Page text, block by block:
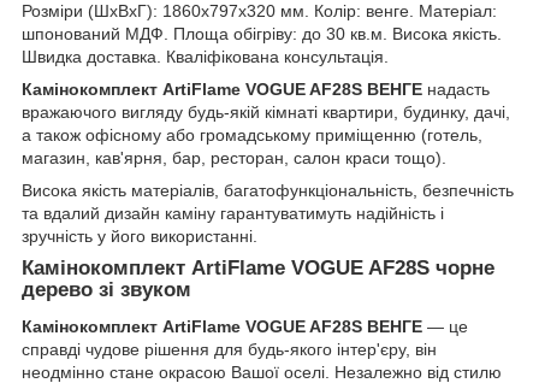
Розміри (ШхВхГ): 1860х797х320 мм. Колір: венге. Матеріал:
шпонований МДФ. Площа обігріву: до 30 кв.м. Висока якість.
Швидка доставка. Кваліфікована консультація.
Камінокомплект ArtiFlame VOGUE AF28S ВЕНГЕ надасть
вражаючого вигляду будь-якій кімнаті квартири, будинку, дачі,
а також офісному або громадському приміщенню (готель,
магазин, кав'ярня, бар, ресторан, салон краси тощо).
Висока якість матеріалів, багатофункціональність, безпечність
та вдалий дизайн каміну гарантуватимуть надійність і
зручність у його використанні.
Камінокомплект ArtiFlame VOGUE AF28S чорне
дерево зі звуком
Камінокомплект ArtiFlame VOGUE AF28S ВЕНГЕ — це
справді чудове рішення для будь-якого інтер'єру, він
неодмінно стане окрасою Вашої оселі. Незалежно від стилю